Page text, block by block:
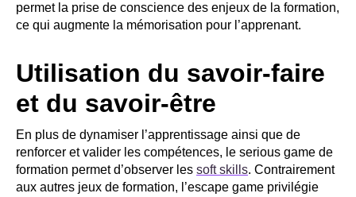
permet la prise de conscience des enjeux de la formation,
ce qui augmente la mémorisation pour l’apprenant.
Utilisation du savoir-faire
et du savoir-être
En plus de dynamiser l’apprentissage ainsi que de
renforcer et valider les compétences, le serious game de
formation permet d’observer les soft skills. Contrairement
aux autres jeux de formation, l’escape game privilégie